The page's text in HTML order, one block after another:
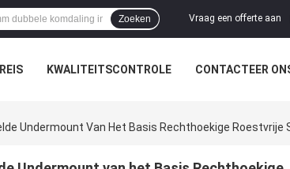
Vraag een offerte aan
Zoeken
KWALITEITSCONTROLE CONTACTEER
Undermount Van Het Basis Rechthoekige Roestvrije